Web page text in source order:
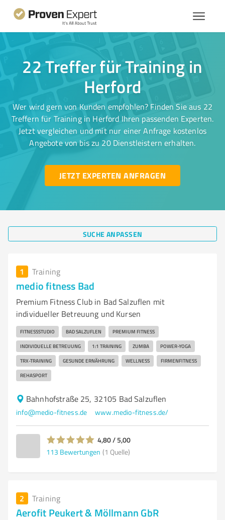
22 Treffer für Training in
Herford
Wer wird gern von Kunden empfohlen? Finden Sie aus 22
Treffern für Training in Herford Ihren passenden Experten.
Jetzt vergleichen und mit nur einer Anfrage kostenlos
Angebote von bis zu 20 Dienstleistern erhalten.
JETZT EXPERTEN ANFRAGEN
SUCHE ANPASSEN
1 Training
medio fitness Bad
Premium Fitness Club in Bad Salzuflen mit
individueller Betreuung und Kursen
FITNESSSTUDIO BAD SALZUFLEN PREMIUM FITNESS
INDIVIDUELLE BETREUUNG 1:1 TRAINING ZUMBA POWER-YOGA
TRX-TRAINING GESUNDE ERNÄHRUNG WELLNESS FIRMENFITNESS
REHASPORT
Bahnhofstraße 25, 32105 Bad Salzuflen
info@medio-fitness.de www.medio-fitness.de/
4,80 / 5,00
113 Bewertungen (1 Quelle)
2 Training
Aerofit Peukert & Möllmann GbR